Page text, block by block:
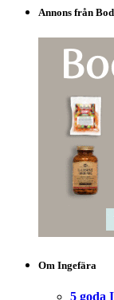
Annons från
Om Ingefära
5 goda